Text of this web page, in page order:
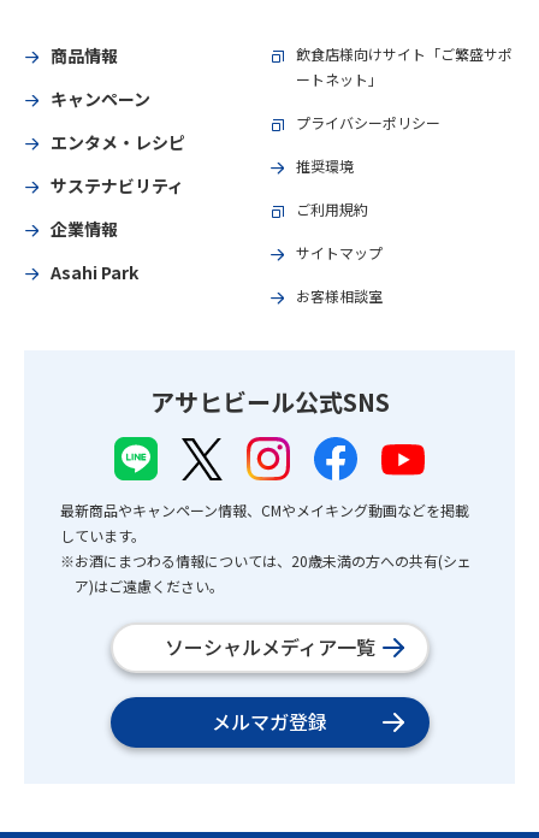
商品情報
キャンペーン
エンタメ・レシピ
サステナビリティ
企業情報
Asahi Park
飲食店様向けサイト「ご繁盛サポ
ートネット」
プライバシーポリシー
推奨環境
ご利用規約
サイトマップ
お客様相談室
アサヒビール公式SNS
最新商品やキャンペーン情報、CMやメイキング動画などを掲載
しています。
※お酒にまつわる情報については、20歳未満の方への共有(シェ
ア)はご遠慮ください。
ソーシャルメディア一覧
メルマガ登録